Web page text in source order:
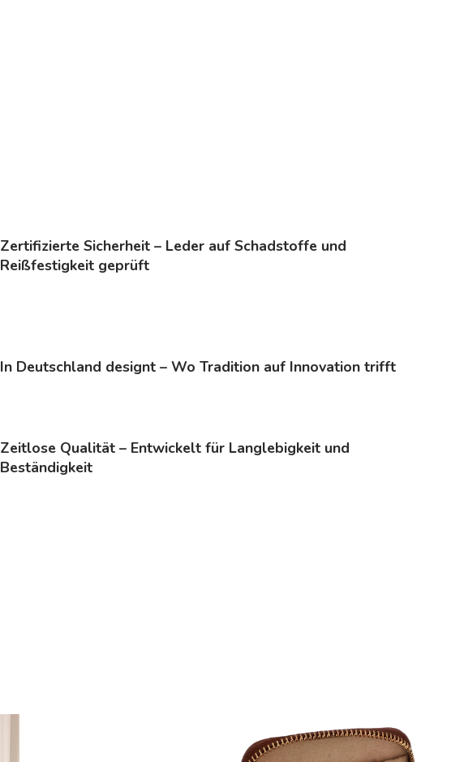
Zertifizierte Sicherheit – Leder auf Schadstoffe und
Reißfestigkeit geprüft
In Deutschland designt – Wo Tradition auf Innovation trifft
Zeitlose Qualität – Entwickelt für Langlebigkeit und
Beständigkeit